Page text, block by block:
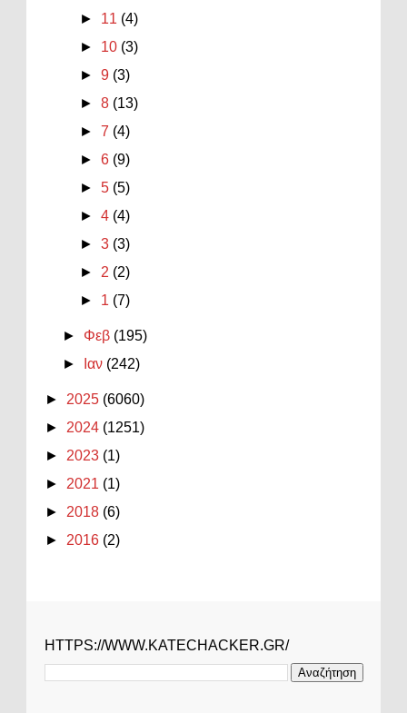
► 11 (4)
► 10 (3)
►9 (3)
►8 (13)
►7 (4)
►6 (9)
►5 (5)
►4 (4)
►3 (3)
► 2 (2)
► 1 (7)
► Φεβ (195)
►
Ιαν (242)
► 2025 (6060)
► 2024 (1251)
► 2023 (1)
► 2021 (1)
► 2018 (6)
► 2016 (2)
HTTPS://WWW.KATECHACKER.GR/